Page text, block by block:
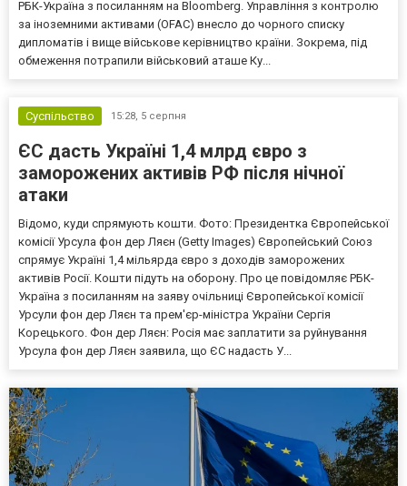
РБК-Україна з посиланням на Bloomberg. Управління з контролю
за іноземними активами (OFAC) внесло до чорного списку
дипломатів і вище військове керівництво країни. Зокрема, під
обмеження потрапили військовий аташе Ку...
Суспільство 15:28, 5 серпня
ЄС дасть Україні 1,4 млрд євро з
заморожених активів РФ після нічної
атаки
Відомо, куди спрямують кошти. Фото: Президентка Європейської
комісії Урсула фон дер Ляєн (Getty Images) Європейський Союз
спрямує Україні 1,4 мільярда євро з доходів заморожених
активів Росії. Кошти підуть на оборону. Про це повідомляє РБК-
Україна з посиланням на заяву очільниці Європейської комісії
Урсули фон дер Ляєн та прем'єр-міністра України Сергія
Корецького. Фон дер Ляєн: Росія має заплатити за руйнування
Урсула фон дер Ляєн заявила, що ЄС надасть У...